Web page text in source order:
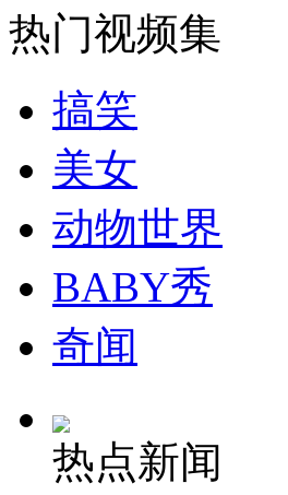
走！跟着总书记去植树
消防员救轻生者
纽约上演“枕头大战”
司机酒驾遇交警 急速倒车逃窜
热门视频集
搞笑
美女
动物世界
BABY秀
奇闻
热点新闻